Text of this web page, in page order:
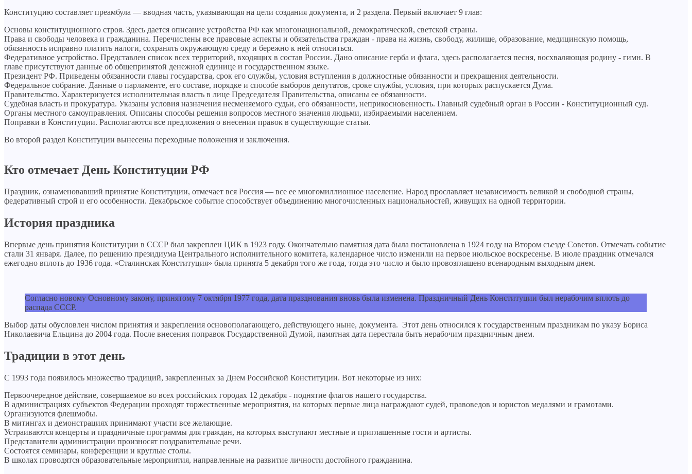
Конституцию составляет преамбула — вводная часть, указывающая на цели создания документа, и 2 раздела. Первый включает 9 глав:
Основы конституционного строя. Здесь дается описание устройства РФ как многонациональной, демократической, светской страны.
Права и свободы человека и гражданина. Перечислены все правовые аспекты и обязательства граждан - права на жизнь, свободу, жилище, образование, медицинскую помощь,
обязанность исправно платить налоги, сохранять окружающую среду и бережно к ней относиться.
Федеративное устройство. Представлен список всех территорий, входящих в состав России. Дано описание герба и флага, здесь располагается песня, восхваляющая родину - гимн. В
главе присутствуют данные об общепринятой денежной единице и государственном языке.
Президент РФ. Приведены обязанности главы государства, срок его службы, условия вступления в должностные обязанности и прекращения деятельности.
Федеральное собрание. Данные о парламенте, его составе, порядке и способе выборов депутатов, сроке службы, условия, при которых распускается Дума.
Правительство. Характеризуется исполнительная власть в лице Председателя Правительства, описаны ее обязанности.
Судебная власть и прокуратура. Указаны условия назначения несменяемого судьи, его обязанности, неприкосновенность. Главный судебный орган в России - Конституционный суд.
Органы местного самоуправления. Описаны способы решения вопросов местного значения людьми, избираемыми населением.
Поправки в Конституции. Располагаются все предложения о внесении правок в существующие статьи.
Во второй раздел Конституции вынесены переходные положения и заключения.
Кто отмечает День Конституции РФ
Праздник, ознаменовавший принятие Конституции, отмечает вся Россия — все ее многомиллионное население. Народ прославляет независимость великой и свободной страны,
федеративный строй и его особенности. Декабрьское событие способствует объединению многочисленных национальностей, живущих на одной территории.
История праздника
Впервые день принятия Конституции в СССР был закреплен ЦИК в 1923 году. Окончательно памятная дата была постановлена в 1924 году на Втором съезде Советов. Отмечать событие
стали 31 января. Далее, по решению президиума Центрального исполнительного комитета, календарное число изменили на первое июльское воскресенье. В июле праздник отмечался
ежегодно вплоть до 1936 года. «Сталинская Конституция» была принята 5 декабря того же года, тогда это число и было провозглашено всенародным выходным днем.
Согласно новому Основному закону, принятому 7 октября 1977 года, дата празднования вновь была изменена. Праздничный День Конституции был нерабочим вплоть до
распада СССР.
Выбор даты обусловлен числом принятия и закрепления основополагающего, действующего ныне, документа. Этот день относился к государственным праздникам по указу Бориса
Николаевича Ельцина до 2004 года. После внесения поправок Государственной Думой, памятная дата перестала быть нерабочим праздничным днем.
Традиции в этот день
С 1993 года появилось множество традиций, закрепленных за Днем Российской Конституции. Вот некоторые из них:
Первоочередное действие, совершаемое во всех российских городах 12 декабря - поднятие флагов нашего государства.
В администрациях субъектов Федерации проходят торжественные мероприятия, на которых первые лица награждают судей, правоведов и юристов медалями и грамотами.
Организуются флешмобы.
В митингах и демонстрациях принимают участи все желающие.
Устраиваются концерты и праздничные программы для граждан, на которых выступают местные и приглашенные гости и артисты.
Представители администрации произносят поздравительные речи.
Состоятся семинары, конференции и круглые столы.
В школах проводятся образовательные мероприятия, направленные на развитие личности достойного гражданина.